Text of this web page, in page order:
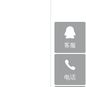
客服
电话